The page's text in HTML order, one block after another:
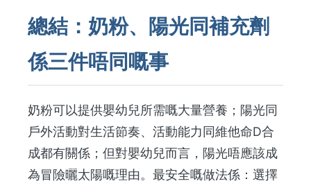
總結：奶粉、陽光同補充劑
係三件唔同嘅事
奶粉可以提供嬰幼兒所需嘅大量營養；陽光同
戶外活動對生活節奏、活動能力同維他命D合
成都有關係；但對嬰幼兒而言，陽光唔應該成
為冒險曬太陽嘅理由。最安全嘅做法係：選擇